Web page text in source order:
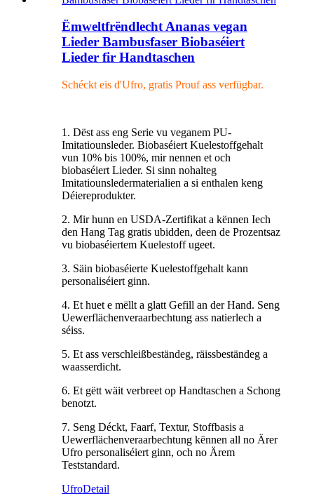
Ëmweltfrëndlecht Ananas vegan
Lieder Bambusfaser Biobaséiert
Lieder fir Handtaschen
Schéckt eis d'Ufro, gratis Prouf ass verfügbar.
1. Dëst ass eng Serie vu veganem PU-
Imitatiounsleder. Biobaséiert Kuelestoffgehalt
vun 10% bis 100%, mir nennen et och
biobaséiert Lieder. Si sinn nohalteg
Imitatiounsledermaterialien a si enthalen keng
Déiereprodukter.
2. Mir hunn en USDA-Zertifikat a kënnen Iech
den Hang Tag gratis ubidden, deen de Prozentsaz
vu biobaséiertem Kuelestoff ugeet.
3. Säin biobaséierte Kuelestoffgehalt kann
personaliséiert ginn.
4. Et huet e mëllt a glatt Gefill an der Hand. Seng
Uewerflächenveraarbechtung ass natierlech a
séiss.
5. Et ass verschleißbeständeg, räissbeständeg a
waasserdicht.
6. Et gëtt wäit verbreet op Handtaschen a Schong
benotzt.
7. Seng Déckt, Faarf, Textur, Stoffbasis a
Uewerflächenveraarbechtung kënnen all no Ärer
Ufro personaliséiert ginn, och no Ärem
Teststandard.
UfroDetail